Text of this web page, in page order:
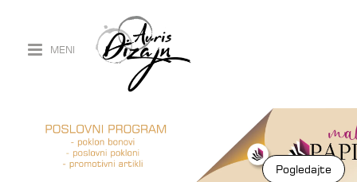
MENI
Pogledajte
Pogledajte